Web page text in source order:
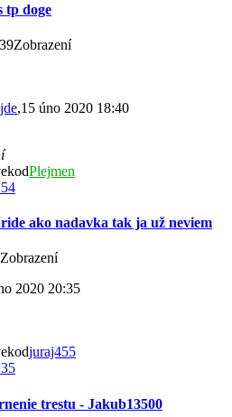
tp doge
,15 úno 2020 18:40
Plejmen
ako nadavka tak ja už neviem
2020 20:35
juraj455
trestu - Jakub13500